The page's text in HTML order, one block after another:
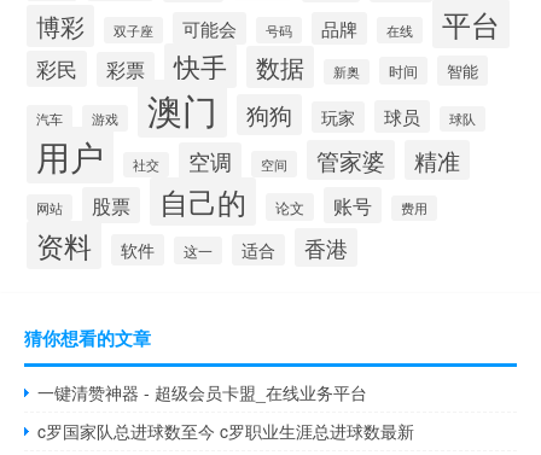
博彩 双子座 可能会 号码 品牌 在线 平台
彩民 彩票 快手 数据 新奥 时间 智能
汽车 游戏 澳门 狗狗 玩家 球员 球队
用户 社交 空调 空间 管家婆 精准
网站 股票 自己的 论文 账号 费用
资料 软件 这一 适合 香港
猜你想看的文章
一键清赞神器 - 超级会员卡盟_在线业务平台
c罗国家队总进球数至今 c罗职业生涯总进球数最新